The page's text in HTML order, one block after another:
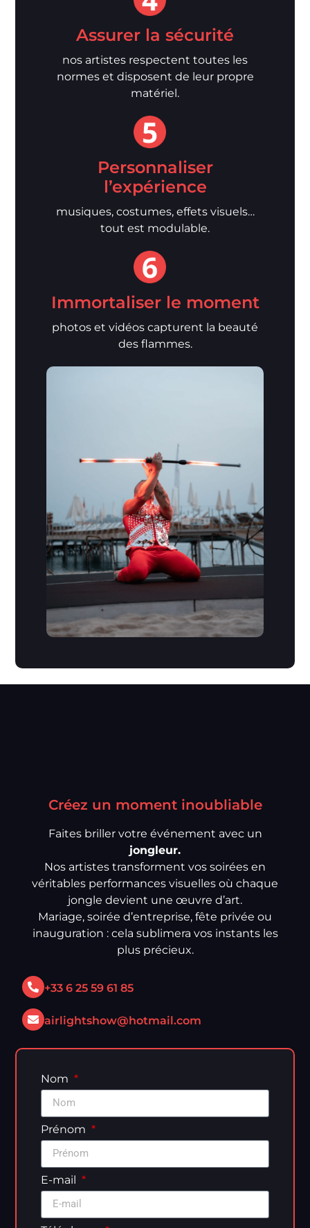
Assurer la sécurité
nos artistes respectent toutes les
normes et disposent de leur propre
matériel.
Personnaliser
l’expérience
musiques, costumes, effets visuels…
tout est modulable.
Immortaliser le moment
photos et vidéos capturent la beauté
des flammes.
Créez un moment inoubliable
Faites briller votre événement avec un
jongleur.
Nos artistes transforment vos soirées en
véritables performances visuelles où chaque
jongle devient une œuvre d’art.
Mariage, soirée d’entreprise, fête privée ou
inauguration : cela sublimera vos instants les
plus précieux.
+33 6 25 59 61 85
airlightshow@hotmail.com
Nom
Prénom
E-mail